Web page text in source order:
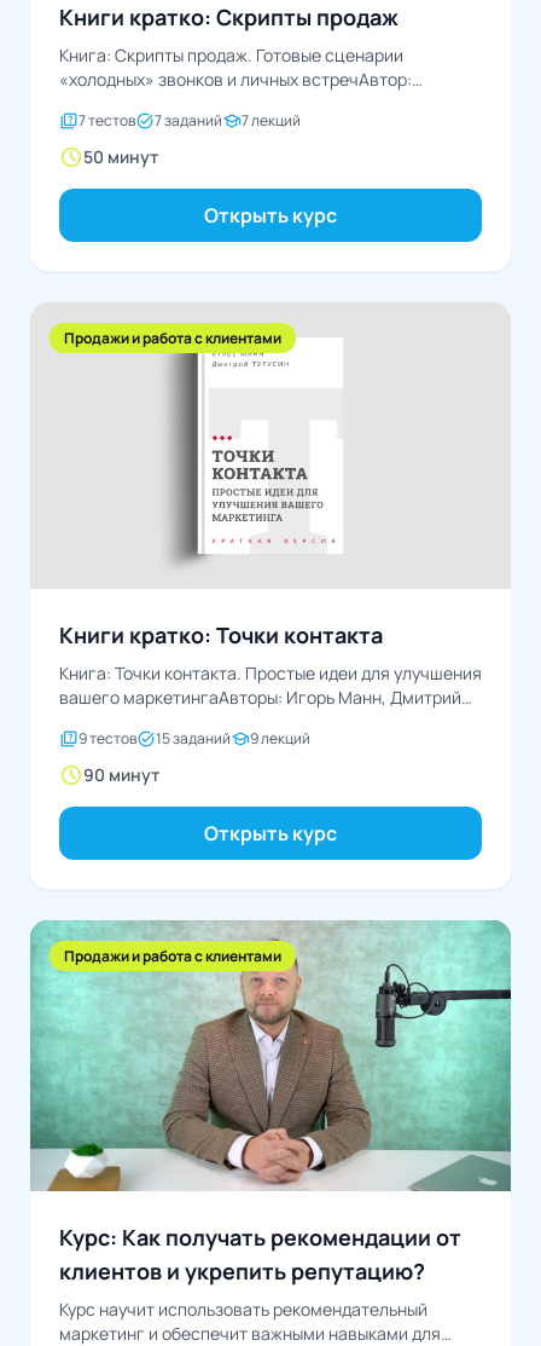
Книги кратко: Скрипты продаж
Книга: Скрипты продаж. Готовые сценарии
«холодных» звонков и личных встречАвтор:
quiz7 тестовtask_alt7 заданийschool7 лекций
schedule50 минут
Открыть курс
Продажи и работа с клиентами
Книги кратко: Точки контакта
Книга: Точки контакта. Простые идеи для улучшения
вашего маркетингаАвторы: Игорь Манн, Дмитрий
quiz9 тестовtask_alt15 заданийschool9 лекций
schedule90 минут
Открыть курс
Продажи и работа с клиентами
Курс: Как получать рекомендации от
клиентов и укрепить репутацию?
Курс научит использовать рекомендательный
маркетинг и обеспечит важными навыками для